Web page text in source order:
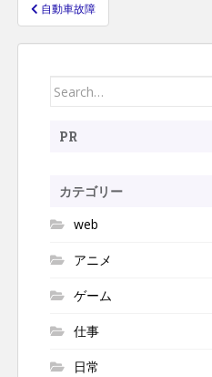
投
稿
ビ
ー
ョ
ン
自動車故障
Search
PR
カテゴリー
web
アニメ
ゲーム
仕事
日常